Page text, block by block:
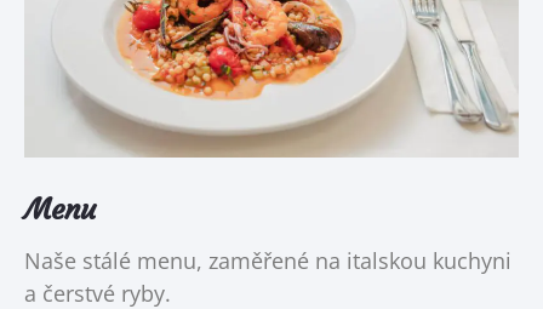
Menu
Naše stálé menu, zaměřené na italskou kuchyni
a čerstvé ryby.